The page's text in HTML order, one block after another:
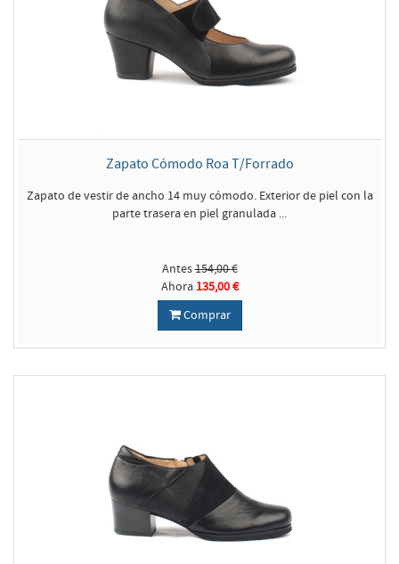
Zapato Cómodo Roa T/Forrado
Zapato de vestir de ancho 14 muy cómodo. Exterior de piel con la
parte trasera en piel granulada ...
Antes154,00 €
Ahora 135,00 €
Comprar